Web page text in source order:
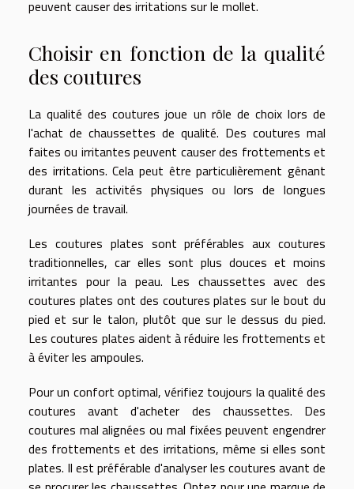
peuvent causer des irritations sur le mollet.
Choisir en fonction de la qualité
des coutures
La qualité des coutures joue un rôle de choix lors de
l'achat de chaussettes de qualité. Des coutures mal
faites ou irritantes peuvent causer des frottements et
des irritations. Cela peut être particulièrement gênant
durant les activités physiques ou lors de longues
journées de travail.
Les coutures plates sont préférables aux coutures
traditionnelles, car elles sont plus douces et moins
irritantes pour la peau. Les chaussettes avec des
coutures plates ont des coutures plates sur le bout du
pied et sur le talon, plutôt que sur le dessus du pied.
Les coutures plates aident à réduire les frottements et
à éviter les ampoules.
Pour un confort optimal, vérifiez toujours la qualité des
coutures avant d'acheter des chaussettes. Des
coutures mal alignées ou mal fixées peuvent engendrer
des frottements et des irritations, même si elles sont
plates. Il est préférable d'analyser les coutures avant de